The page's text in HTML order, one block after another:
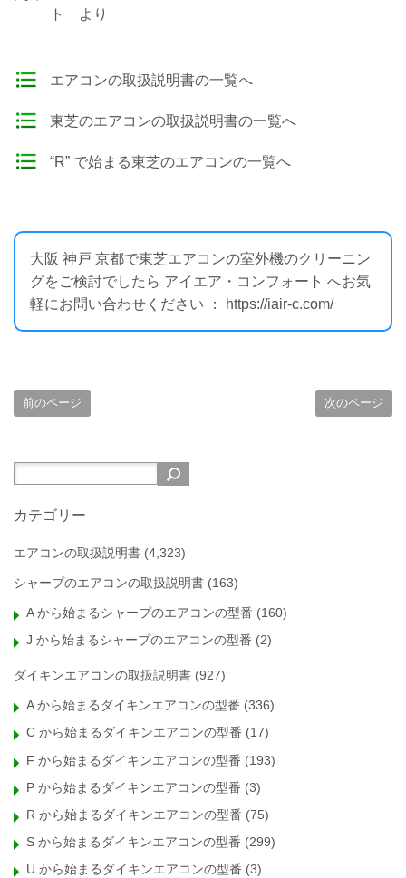
ト
より
エアコンの取扱説明書の一覧へ
東芝のエアコンの取扱説明書の一覧へ
“R” で始まる東芝のエアコンの一覧へ
大阪 神戸 京都で東芝エアコンの室外機のクリーニン
グをご検討でしたら アイエア・コンフォート へお気
軽にお問い合わせください ： https://iair-c.com/
前のページ 次のページ
カテゴリー
エアコンの取扱説明書 (4,323)
シャープのエアコンの取扱説明書 (163)
A から始まるシャープのエアコンの型番 (160)
J から始まるシャープのエアコンの型番 (2)
ダイキンエアコンの取扱説明書 (927)
A から始まるダイキンエアコンの型番 (336)
C から始まるダイキンエアコンの型番 (17)
F から始まるダイキンエアコンの型番 (193)
P から始まるダイキンエアコンの型番 (3)
R から始まるダイキンエアコンの型番 (75)
S から始まるダイキンエアコンの型番 (299)
U から始まるダイキンエアコンの型番 (3)